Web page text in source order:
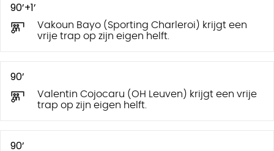
90’+1’
Vakoun Bayo (Sporting Charleroi) krijgt een
vrije trap op zijn eigen helft.
90’
Valentin Cojocaru (OH Leuven) krijgt een vrije
trap op zijn eigen helft.
90’